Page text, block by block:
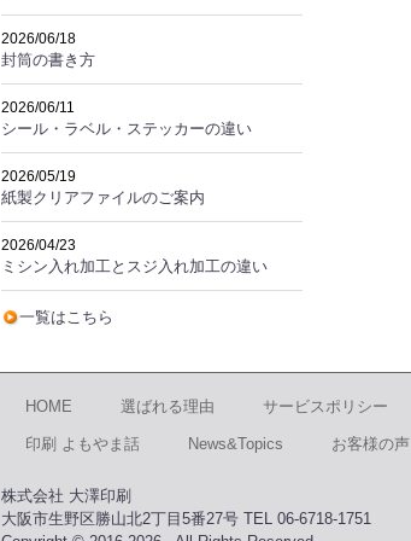
2026/06/18
封筒の書き方
2026/06/11
シール・ラベル・ステッカーの違い
2026/05/19
紙製クリアファイルのご案内
2026/04/23
ミシン入れ加工とスジ入れ加工の違い
一覧はこちら
HOME 選ばれる理由 サービスポリシー
印刷 よもやま話 News&Topics お客様の声
株式会社 大澤印刷
大阪市生野区勝山北2丁目5番27号 TEL 06-6718-1751